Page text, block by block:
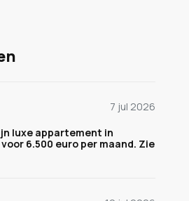
7 jul 2026
luxe appartement in
6.500 euro per maand. Zie